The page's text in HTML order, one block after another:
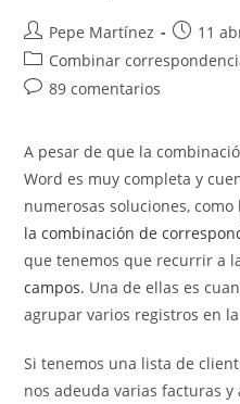
Autor
de
la
entrada:
Pepe Martínez
de
la
11
Categoría
de
Combinar
Comentarios
entrada:
89 comentarios
A pesar de que la
Word es muy completa y
numerosas soluciones,
la combinación de
que tenemos que recurrir a
campos. Una de ellas es
agrupar varios registros en
Si tenemos una lista de
nos adeuda varias facturas